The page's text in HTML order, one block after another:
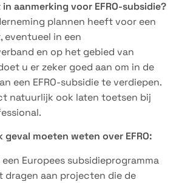
aanmerking voor EFRO-subsidie?
plannen heeft voor een
in een
en op het gebied van
u er zeker goed aan om in de
een EFRO-subsidie te verdiepen.
natuurlijk ook laten toetsen bij
geval moeten weten over EFRO:
een Europees subsidieprogramma
dragen aan projecten die de